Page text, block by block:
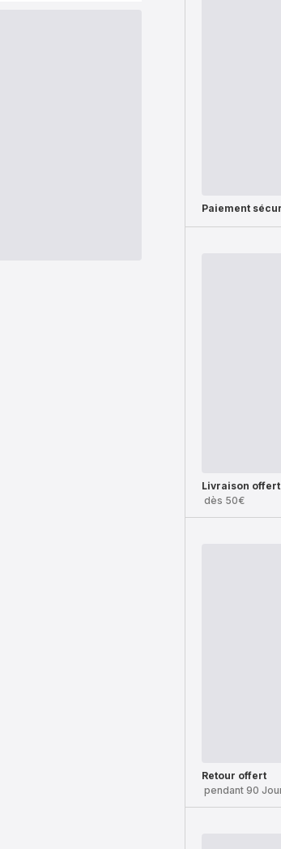
Paiement
Livraison
dès 50€
Retour offert
pendant 90